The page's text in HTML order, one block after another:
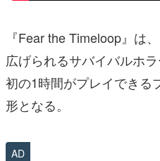
『Fear the Timeloop』は
広げられるサバイバルホ
初の1時間がプレイできる
形となる。
AD